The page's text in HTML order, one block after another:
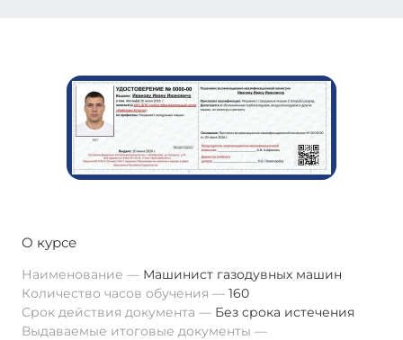
О курсе
Наименование
Машинист газодувных машин
Количество часов обучения
160
Срок действия документа
Без срока истечения
Выдаваемые итоговые документы